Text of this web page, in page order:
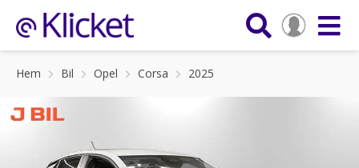
Hem Bil Opel Corsa 2025